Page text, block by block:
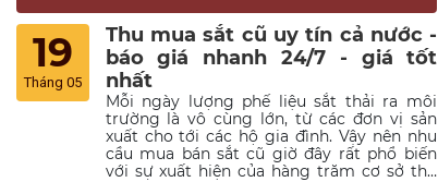
19
Tháng 05
Thu mua sắt cũ uy tín cả nước -
báo giá nhanh 24/7 - giá tốt
nhất
Mỗi ngày lượng phế liệu sắt thải ra môi
trường là vô cùng lớn, từ các đơn vị sản
xuất cho tới các hộ gia đình. Vậy nên nhu
cầu mua bán sắt cũ giờ đây rất phổ biến
với sự xuất hiện của hàng trăm cơ sở thu